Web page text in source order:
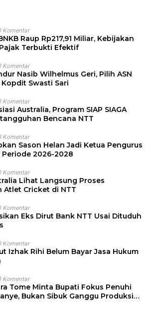
Komentar
Raup Rp217,91 Miliar, Kebijakan
Terbukti Efektif
Komentar
Nasib Wilhelmus Geri, Pilih ASN
Swasti Sari
Komentar
Australia, Program SIAP SIAGA
Bencana NTT
Komentar
Sason Helan Jadi Ketua Pengurus
Periode 2026-2028
Komentar
Lihat Langsung Proses
Atlet Cricket di NTT
Komentar
Eks Dirut Bank NTT Usai Dituduh
Komentar
Izhak Rihi Belum Bayar Jasa Hukum
Komentar
Tome Minta Bupati Fokus Penuhi
Bukan Sibuk Ganggu Produksi